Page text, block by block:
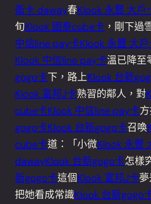
衛卡 daway春Klook 永豐 大戶
旬Klook 國泰cube卡 ，剛下過
中信line pay卡Klook 永豐 大
Klook 中信line pay卡溫已降至
gogo卡下，路上Klook 台新
Klook 富邦J卡熟習的鄰人，對
cube卡Klook 中信line pay卡
gogo卡Klook 台新gogo卡召喚
cube卡道：「小微Klook 永豐
dawayKlook 台新gogo卡怎樣
新gogo卡這個Klook 富邦J卡
把她看成常識Klook 台新gogo